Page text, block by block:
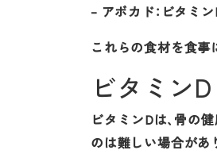
– アボカド：ビタミ
これらの食材を食事
ビタミン
ビタミンDは、骨の
のは難しい場合があ